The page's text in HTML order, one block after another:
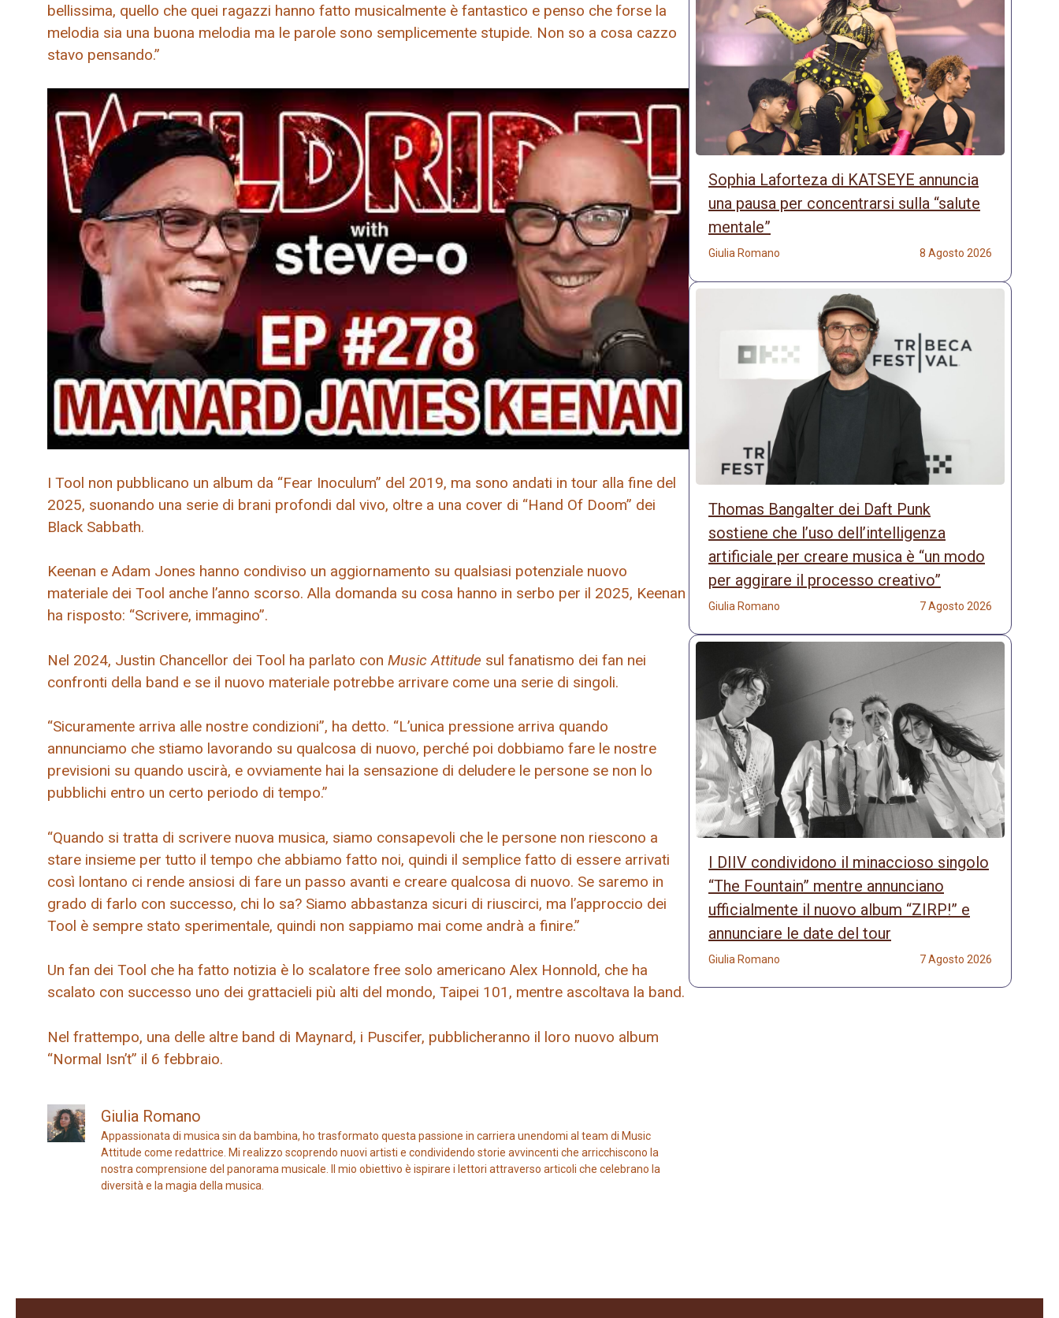
bellissima, quello che quei ragazzi hanno fatto musicalmente è fantastico e penso che forse la
melodia sia una buona melodia ma le parole sono semplicemente stupide. Non so a cosa cazzo
stavo pensando.”
I Tool non pubblicano un album da “Fear Inoculum” del 2019, ma sono andati in tour alla fine del
2025, suonando una serie di brani profondi dal vivo, oltre a una cover di “Hand Of Doom” dei
Black Sabbath.
Keenan e Adam Jones hanno condiviso un aggiornamento su qualsiasi potenziale nuovo
materiale dei Tool anche l’anno scorso. Alla domanda su cosa hanno in serbo per il 2025, Keenan
ha risposto: “Scrivere, immagino”.
Nel 2024, Justin Chancellor dei Tool ha parlato con Music Attitude sul fanatismo dei fan nei
confronti della band e se il nuovo materiale potrebbe arrivare come una serie di singoli.
“Sicuramente arriva alle nostre condizioni”, ha detto. “L’unica pressione arriva quando
annunciamo che stiamo lavorando su qualcosa di nuovo, perché poi dobbiamo fare le nostre
previsioni su quando uscirà, e ovviamente hai la sensazione di deludere le persone se non lo
pubblichi entro un certo periodo di tempo.”
“Quando si tratta di scrivere nuova musica, siamo consapevoli che le persone non riescono a
stare insieme per tutto il tempo che abbiamo fatto noi, quindi il semplice fatto di essere arrivati ​​​​
così lontano ci rende ansiosi di fare un passo avanti e creare qualcosa di nuovo. Se saremo in
grado di farlo con successo, chi lo sa? Siamo abbastanza sicuri di riuscirci, ma l’approccio dei
Tool è sempre stato sperimentale, quindi non sappiamo mai come andrà a finire.”
Un fan dei Tool che ha fatto notizia è lo scalatore free solo americano Alex Honnold, che ha
scalato con successo uno dei grattacieli più alti del mondo, Taipei 101, mentre ascoltava la band.
Nel frattempo, una delle altre band di Maynard, i Puscifer, pubblicheranno il loro nuovo album
“Normal Isn’t” il 6 febbraio.
Giulia Romano
Appassionata di musica sin da bambina, ho trasformato questa passione in carriera unendomi al team di Music
Attitude come redattrice. Mi realizzo scoprendo nuovi artisti e condividendo storie avvincenti che arricchiscono la
nostra comprensione del panorama musicale. Il mio obiettivo è ispirare i lettori attraverso articoli che celebrano la
diversità e la magia della musica.
Sophia Laforteza di KATSEYE annuncia
una pausa per concentrarsi sulla “salute
mentale”
Giulia Romano 8 Agosto 2026
Thomas Bangalter dei Daft Punk
sostiene che l’uso dell’intelligenza
artificiale per creare musica è “un modo
per aggirare il processo creativo”
Giulia Romano 7 Agosto 2026
I DIIV condividono il minaccioso singolo
“The Fountain” mentre annunciano
ufficialmente il nuovo album “ZIRP!” e
annunciare le date del tour
Giulia Romano 7 Agosto 2026